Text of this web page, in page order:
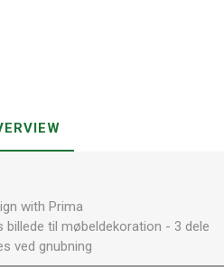
with Prima
til møbeldekoration - 3 dele
ved gnubning